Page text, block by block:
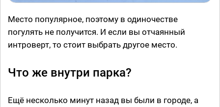
Место популярное, поэтому в одиночестве
погулять не получится. И если вы отчаянный
интроверт, то стоит выбрать другое место.
Что же внутри парка?
Ещё несколько минут назад вы были в городе, а